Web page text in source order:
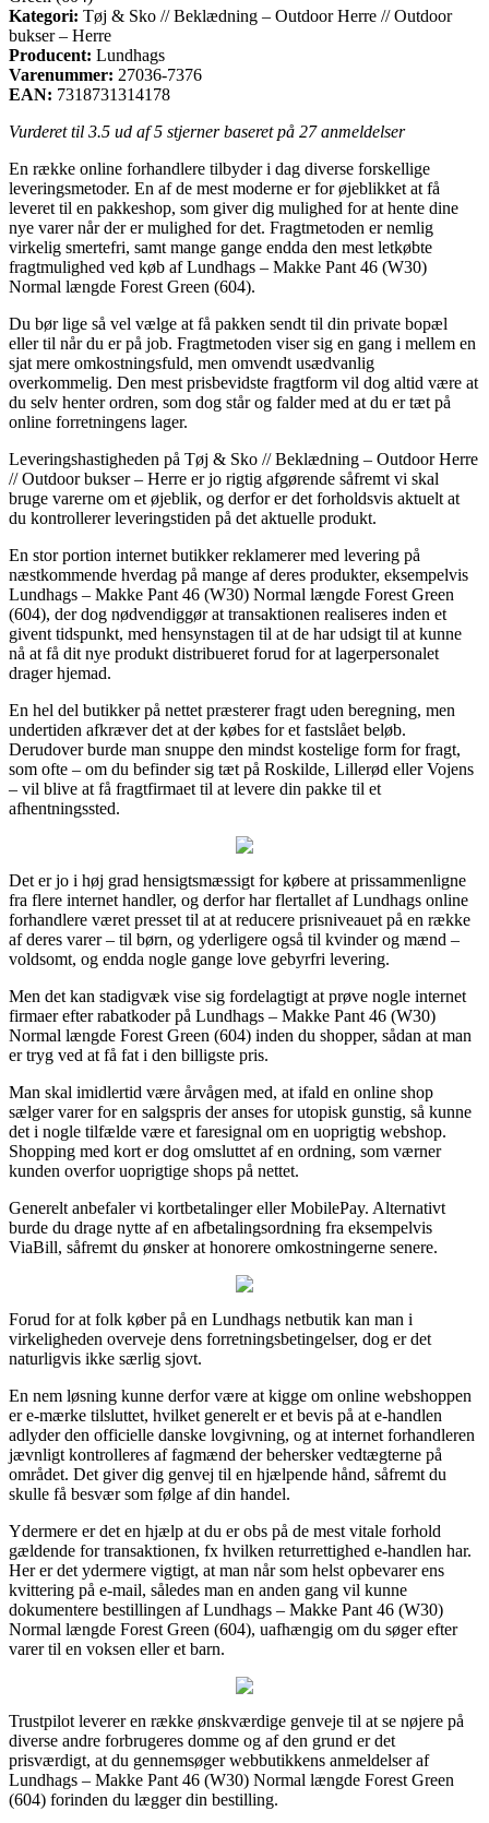
Kategori: Tøj & Sko // Beklædning – Outdoor Herre // Outdoor
bukser – Herre
Producent: Lundhags
Varenummer: 27036-7376
EAN: 7318731314178
Vurderet til 3.5 ud af 5 stjerner baseret på 27anmeldelser
En række online forhandlere tilbyder i dag diverse forskellige
leveringsmetoder. En af de mest moderne er for øjeblikket at få
leveret til en pakkeshop, som giver dig mulighed for at hente dine
nye varer når der er mulighed for det. Fragtmetoden er nemlig
virkelig smertefri, samt mange gange endda den mest letkøbte
fragtmulighed ved køb af Lundhags – Makke Pant 46 (W30)
Normal længde Forest Green (604).
Du bør lige så vel vælge at få pakken sendt til din private bopæl
eller til når du er på job. Fragtmetoden viser sig en gang i mellem en
sjat mere omkostningsfuld, men omvendt usædvanlig
overkommelig. Den mest prisbevidste fragtform vil dog altid være at
du selv henter ordren, som dog står og falder med at du er tæt på
online forretningens lager.
Leveringshastigheden på Tøj & Sko // Beklædning – Outdoor Herre
// Outdoor bukser – Herre er jo rigtig afgørende såfremt vi skal
bruge varerne om et øjeblik, og derfor er det forholdsvis aktuelt at
du kontrollerer leveringstiden på det aktuelle produkt.
En stor portion internet butikker reklamerer med levering på
næstkommende hverdag på mange af deres produkter, eksempelvis
Lundhags – Makke Pant 46 (W30) Normal længde Forest Green
(604), der dog nødvendiggør at transaktionen realiseres inden et
givent tidspunkt, med hensynstagen til at de har udsigt til at kunne
nå at få dit nye produkt distribueret forud for at lagerpersonalet
drager hjemad.
En hel del butikker på nettet præsterer fragt uden beregning, men
undertiden afkræver det at der købes for et fastslået beløb.
Derudover burde man snuppe den mindst kostelige form for fragt,
som ofte – om du befinder sig tæt på Roskilde, Lillerød eller Vojens
– vil blive at få fragtfirmaet til at levere din pakke til et
afhentningssted.
Det er jo i høj grad hensigtsmæssigt for købere at prissammenligne
fra flere internet handler, og derfor har flertallet af Lundhags online
forhandlere været presset til at at reducere prisniveauet på en række
af deres varer – til børn, og yderligere også til kvinder og mænd –
voldsomt, og endda nogle gange love gebyrfri levering.
Men det kan stadigvæk vise sig fordelagtigt at prøve nogle internet
firmaer efter rabatkoder på Lundhags – Makke Pant 46 (W30)
Normal længde Forest Green (604) inden du shopper, sådan at man
er tryg ved at få fat i den billigste pris.
Man skal imidlertid være årvågen med, at ifald en online shop
sælger varer for en salgspris der anses for utopisk gunstig, så kunne
det i nogle tilfælde være et faresignal om en uoprigtig webshop.
Shopping med kort er dog omsluttet af en ordning, som værner
kunden overfor uoprigtige shops på nettet.
Generelt anbefaler vi kortbetalinger eller MobilePay. Alternativt
burde du drage nytte af en afbetalingsordning fra eksempelvis
ViaBill, såfremt du ønsker at honorere omkostningerne senere.
Forud for at folk køber på en Lundhags netbutik kan man i
virkeligheden overveje dens forretningsbetingelser, dog er det
naturligvis ikke særlig sjovt.
En nem løsning kunne derfor være at kigge om online webshoppen
er e-mærke tilsluttet, hvilket generelt er et bevis på at e-handlen
adlyder den officielle danske lovgivning, og at internet forhandleren
jævnligt kontrolleres af fagmænd der behersker vedtægterne på
området. Det giver dig genvej til en hjælpende hånd, såfremt du
skulle få besvær som følge af din handel.
Ydermere er det en hjælp at du er obs på de mest vitale forhold
gældende for transaktionen, fx hvilken returrettighed e-handlen har.
Her er det ydermere vigtigt, at man når som helst opbevarer ens
kvittering på e-mail, således man en anden gang vil kunne
dokumentere bestillingen af Lundhags – Makke Pant 46 (W30)
Normal længde Forest Green (604), uafhængig om du søger efter
varer til en voksen eller et barn.
Trustpilot leverer en række ønskværdige genveje til at se nøjere på
diverse andre forbrugeres domme og af den grund er det
prisværdigt, at du gennemsøger webbutikkens anmeldelser af
Lundhags – Makke Pant 46 (W30) Normal længde Forest Green
(604) forinden du lægger din bestilling.